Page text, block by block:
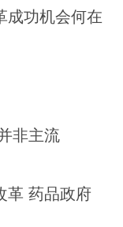
成功机会何在
非主流
革 药品政府